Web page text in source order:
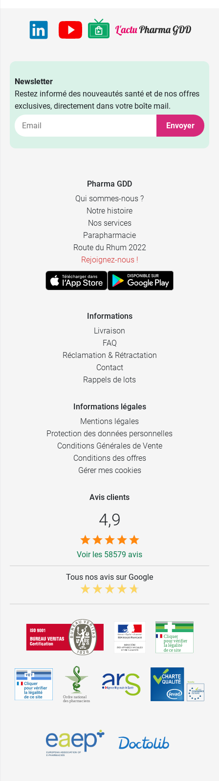
par 30
par 10 5,99 €
Newsletter
Restez informé des nouveautés santé et de nos offres
exclusives, directement dans votre boîte mail.
Envoyer
Pharma GDD
Qui sommes-nous ?
Notre histoire
Nos services
Parapharmacie
Route du Rhum 2022
Rejoignez-nous !
Informations
Livraison
FAQ
Réclamation & Rétractation
Contact
Rappels de lots
Informations légales
Mentions légales
Protection des données personnelles
Conditions Générales de Vente
Conditions des offres
Gérer mes cookies
Avis clients
4,9
Voir les 58579 avis
Tous nos avis sur Google